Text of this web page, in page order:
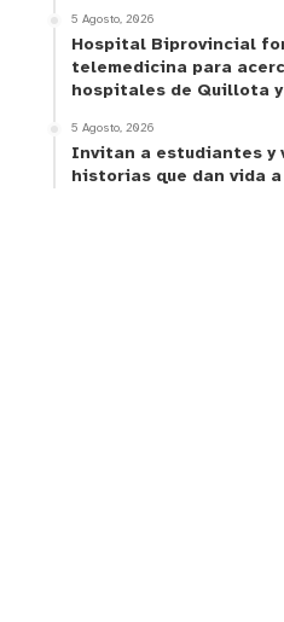
5 Agosto, 2026
Hospital Biprovincial
telemedicina para
hospitales de Quillota
5 Agosto, 2026
Invitan a estudiantes y
historias que dan vida